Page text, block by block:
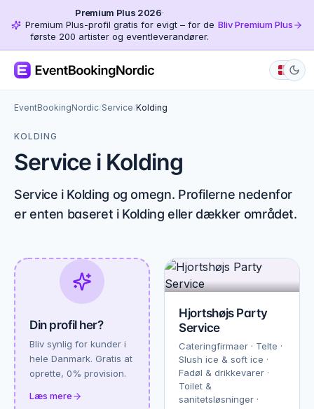
Premium Plus 2026·
Premium Plus-profil gratis for evigt – for de
første 200 artister og eventleverandører.
Bliv Premium Plus
EventBookingNordic/Service/Kolding
KOLDING
Service i Kolding
Service i Kolding og omegn. Profilerne nedenfor
er enten baseret i Kolding eller dækker området.
Din profil her?
Bliv synlig for kunder i
hele Danmark. Gratis at
oprette, 0% provision.
Læs mere
Hjortshøjs Party
Service
Cateringfirmaer · Telte ·
Slush ice & soft ice ·
Fadøl & drikkevarer ·
Toilet &
sanitetsløsninger ·